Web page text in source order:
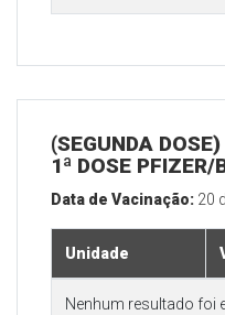
(SEGUNDA
1ª DOSE
Data de Vacinação: 20
Unidade
Nenhum resultado foi